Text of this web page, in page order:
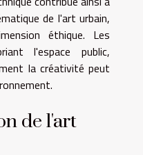
de l'art urbain,
éthique. Les
l'espace public,
la créativité peut
de l'art